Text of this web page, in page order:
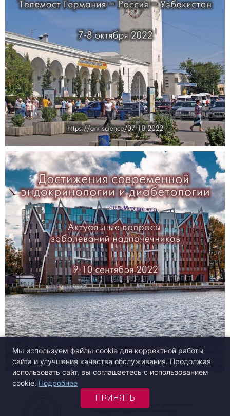
Мы используем файлы cookie для корректной работы
сайта и улучшения качества обслуживания. Продолжая
использовать сайт, вы соглашаетесь с использованием
cookie. Подробнее
ПРИНЯТЬ